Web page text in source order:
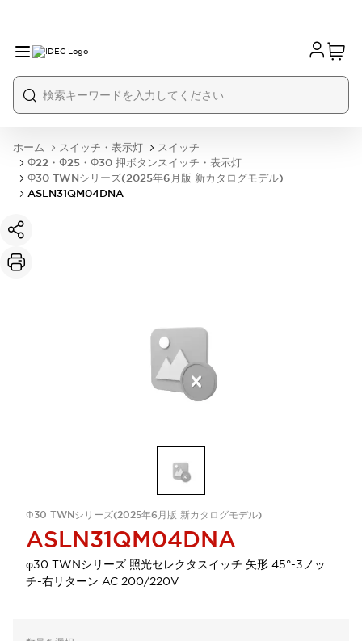
ホーム スイッチ・表示灯
スイッチ
Φ22・Φ25・Φ30 押ボタンスイッチ・表示灯
Φ30 TWNシリーズ(2025年6月版 新カタログモデル)
ASLN31QM04DNA
Φ30 TWNシリーズ(2025年6月版 新カタログモデル)
ASLN31QM04DNA
φ30 TWNシリーズ 照光セレクタスイッチ 矢形 45°-3ノッ
チ-右リターン AC 200/220V